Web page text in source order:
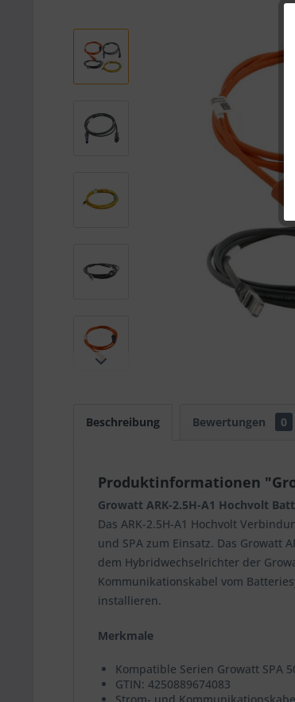
Beschreibung Bewertungen 0
Produktinformationen
Growatt ARK-2.5H-A1 Hochvolt
Das ARK-2.5H-A1 Hochvolt
und SPA zum Einsatz. Das Growatt
dem Hybridwechselrichter der
Kommunikationskabel vom
installieren.
Merkmale
Kompatible Serien Growatt SPA
GTIN: 4250889674083